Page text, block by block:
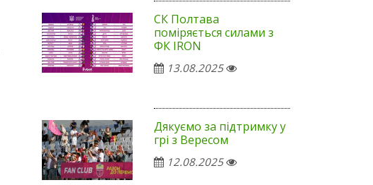
СК Полтава
поміряється силами з
ФК IRON
13.08.2025
Дякуємо за підтримку у
грі з Вересом
12.08.2025